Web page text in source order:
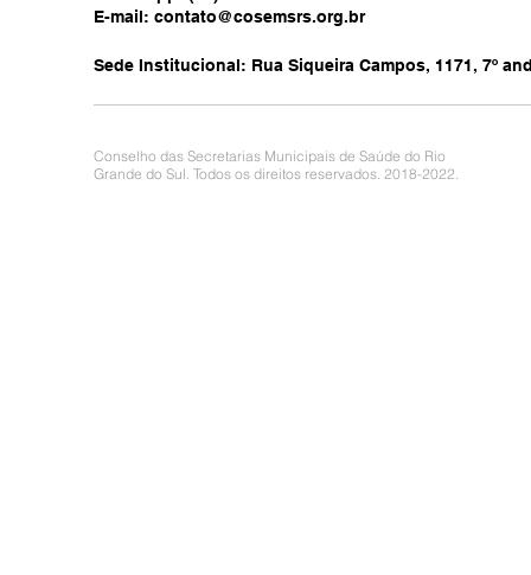
E-mail: contato@cosemsrs.org.br
Sede Institucional: Rua Siqueira Campos, 1171, 7º
Conselho das Secretarias Municipais de Saúde do Rio
Grande do Sul. Todos os direitos reservados. 2018-2022.